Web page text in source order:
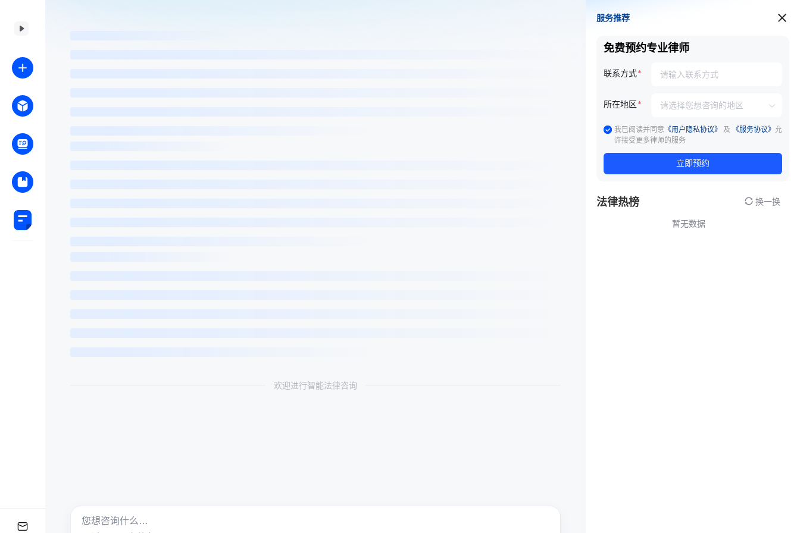
欢迎进行智能法律咨询
服务推荐
服务推荐
免费预约专业律师
联系方式
所在地区
我已阅读并同意 《用户隐私协议》 及 《服务协议》 允
许接受更多律师的服务
立即预约
法律热榜 换一换
暂无数据